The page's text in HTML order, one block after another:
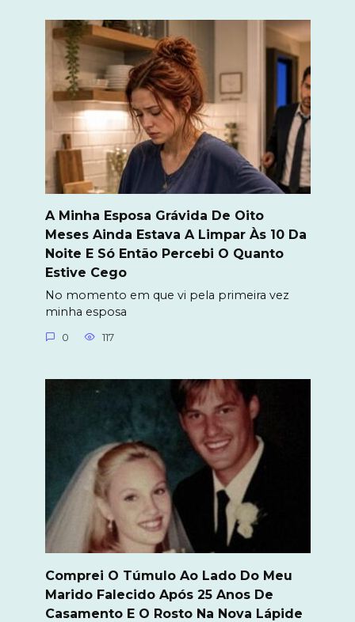
A Minha Esposa Grávida De Oito
Meses Ainda Estava A Limpar Às 10 Da
Noite E Só Então Percebi O Quanto
Estive Cego
No momento em que vi pela primeira vez
minha esposa
0 117
Comprei O Túmulo Ao Lado Do Meu
Marido Falecido Após 25 Anos De
Casamento E O Rosto Na Nova Lápide